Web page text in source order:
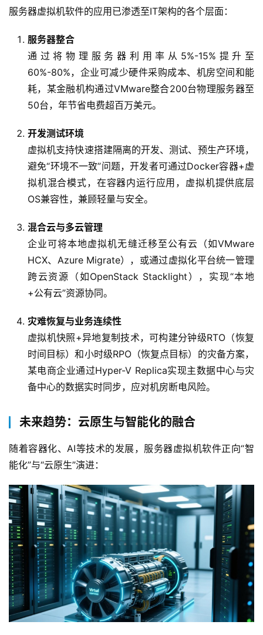
与
务
我
服务器虚拟机软件的应用已渗透至IT架构的各个层面：
服务器整合
通过将物理服务器利用率从5%-15%提升至
60%-80%，企业可减少硬件采购成本、机房空间和能
耗，某金融机构通过VMware整合200台物理服务器至
50台，年节省电费超百万美元。
开发测试环境
虚拟机支持快速搭建隔离的开发、测试、预生产环境，
避免“环境不一致”问题，开发者可通过Docker容器+虚
拟机混合模式，在容器内运行应用，虚拟机提供底层
OS兼容性，兼顾轻量与安全。
混合云与多云管理
企业可将本地虚拟机无缝迁移至公有云（如VMware
HCX、Azure Migrate），或通过虚拟化平台统一管理
跨云资源（如OpenStack Stacklight），实现“本地
+公有云”资源协同。
灾难恢复与业务连续性
虚拟机快照+异地复制技术，可构建分钟级RTO（恢复
时间目标）和小时级RPO（恢复点目标）的灾备方案，
某电商企业通过Hyper-V Replica实现主数据中心与灾
备中心的数据实时同步，应对机房断电风险。
未来趋势：云原生与智能化的融合
随着容器化、AI等技术的发展，服务器虚拟机软件正向“智
能化”与“云原生”演进：